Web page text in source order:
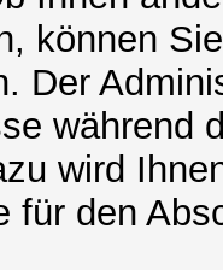
können
Der
während
wird
für den